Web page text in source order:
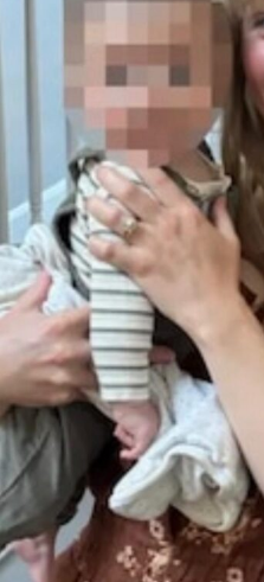
Conecta con Enfoque
Sociales:
Instagram :
Facebook:
Twitter:@EnfoqueNow
Youtube:
Encuentra más notas
TEMAS RELACIONADOS:
CONDUCTOR
DIOMEDES DIAZ
MUERTE
VALLEDUPAR
VER SIGUIENTE
Los secretos de Robert
NO TE PIERDAS
Colombia brilló en los